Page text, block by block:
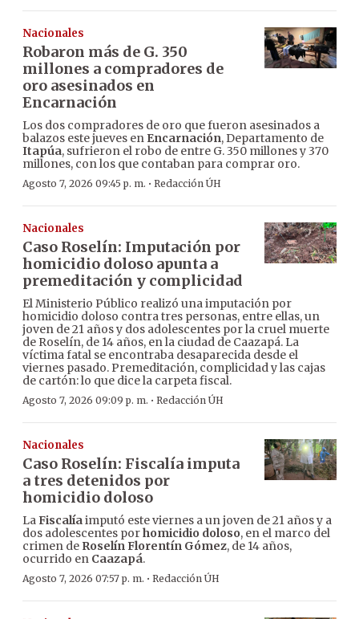
Nacionales
Robaron más de G. 350
millones a compradores de
oro asesinados en
Encarnación
Los dos compradores de oro que fueron asesinados a
balazos este jueves en Encarnación, Departamento de
Itapúa, sufrieron el robo de entre G. 350 millones y 370
millones, con los que contaban para comprar oro.
Agosto 7, 2026 09:45 p. m. · Redacción ÚH
Nacionales
Caso Roselín: Imputación por
homicidio doloso apunta a
premeditación y complicidad
El Ministerio Público realizó una imputación por
homicidio doloso contra tres personas, entre ellas, un
joven de 21 años y dos adolescentes por la cruel muerte
de Roselín, de 14 años, en la ciudad de Caazapá. La
víctima fatal se encontraba desaparecida desde el
viernes pasado. Premeditación, complicidad y las cajas
de cartón: lo que dice la carpeta fiscal.
Agosto 7, 2026 09:09 p. m. · Redacción ÚH
Nacionales
Caso Roselín: Fiscalía imputa
a tres detenidos por
homicidio doloso
LaFiscalíaimputó este viernes a un joven de 21 años y a
dos adolescentes porhomicidio doloso, en el marco del
crimen de Roselín Florentín Gómez, de 14 años,
ocurrido en Caazapá.
Agosto 7, 2026 07:57 p. m. · Redacción ÚH